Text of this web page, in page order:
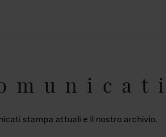
stampa attuali e il nostro archivio.